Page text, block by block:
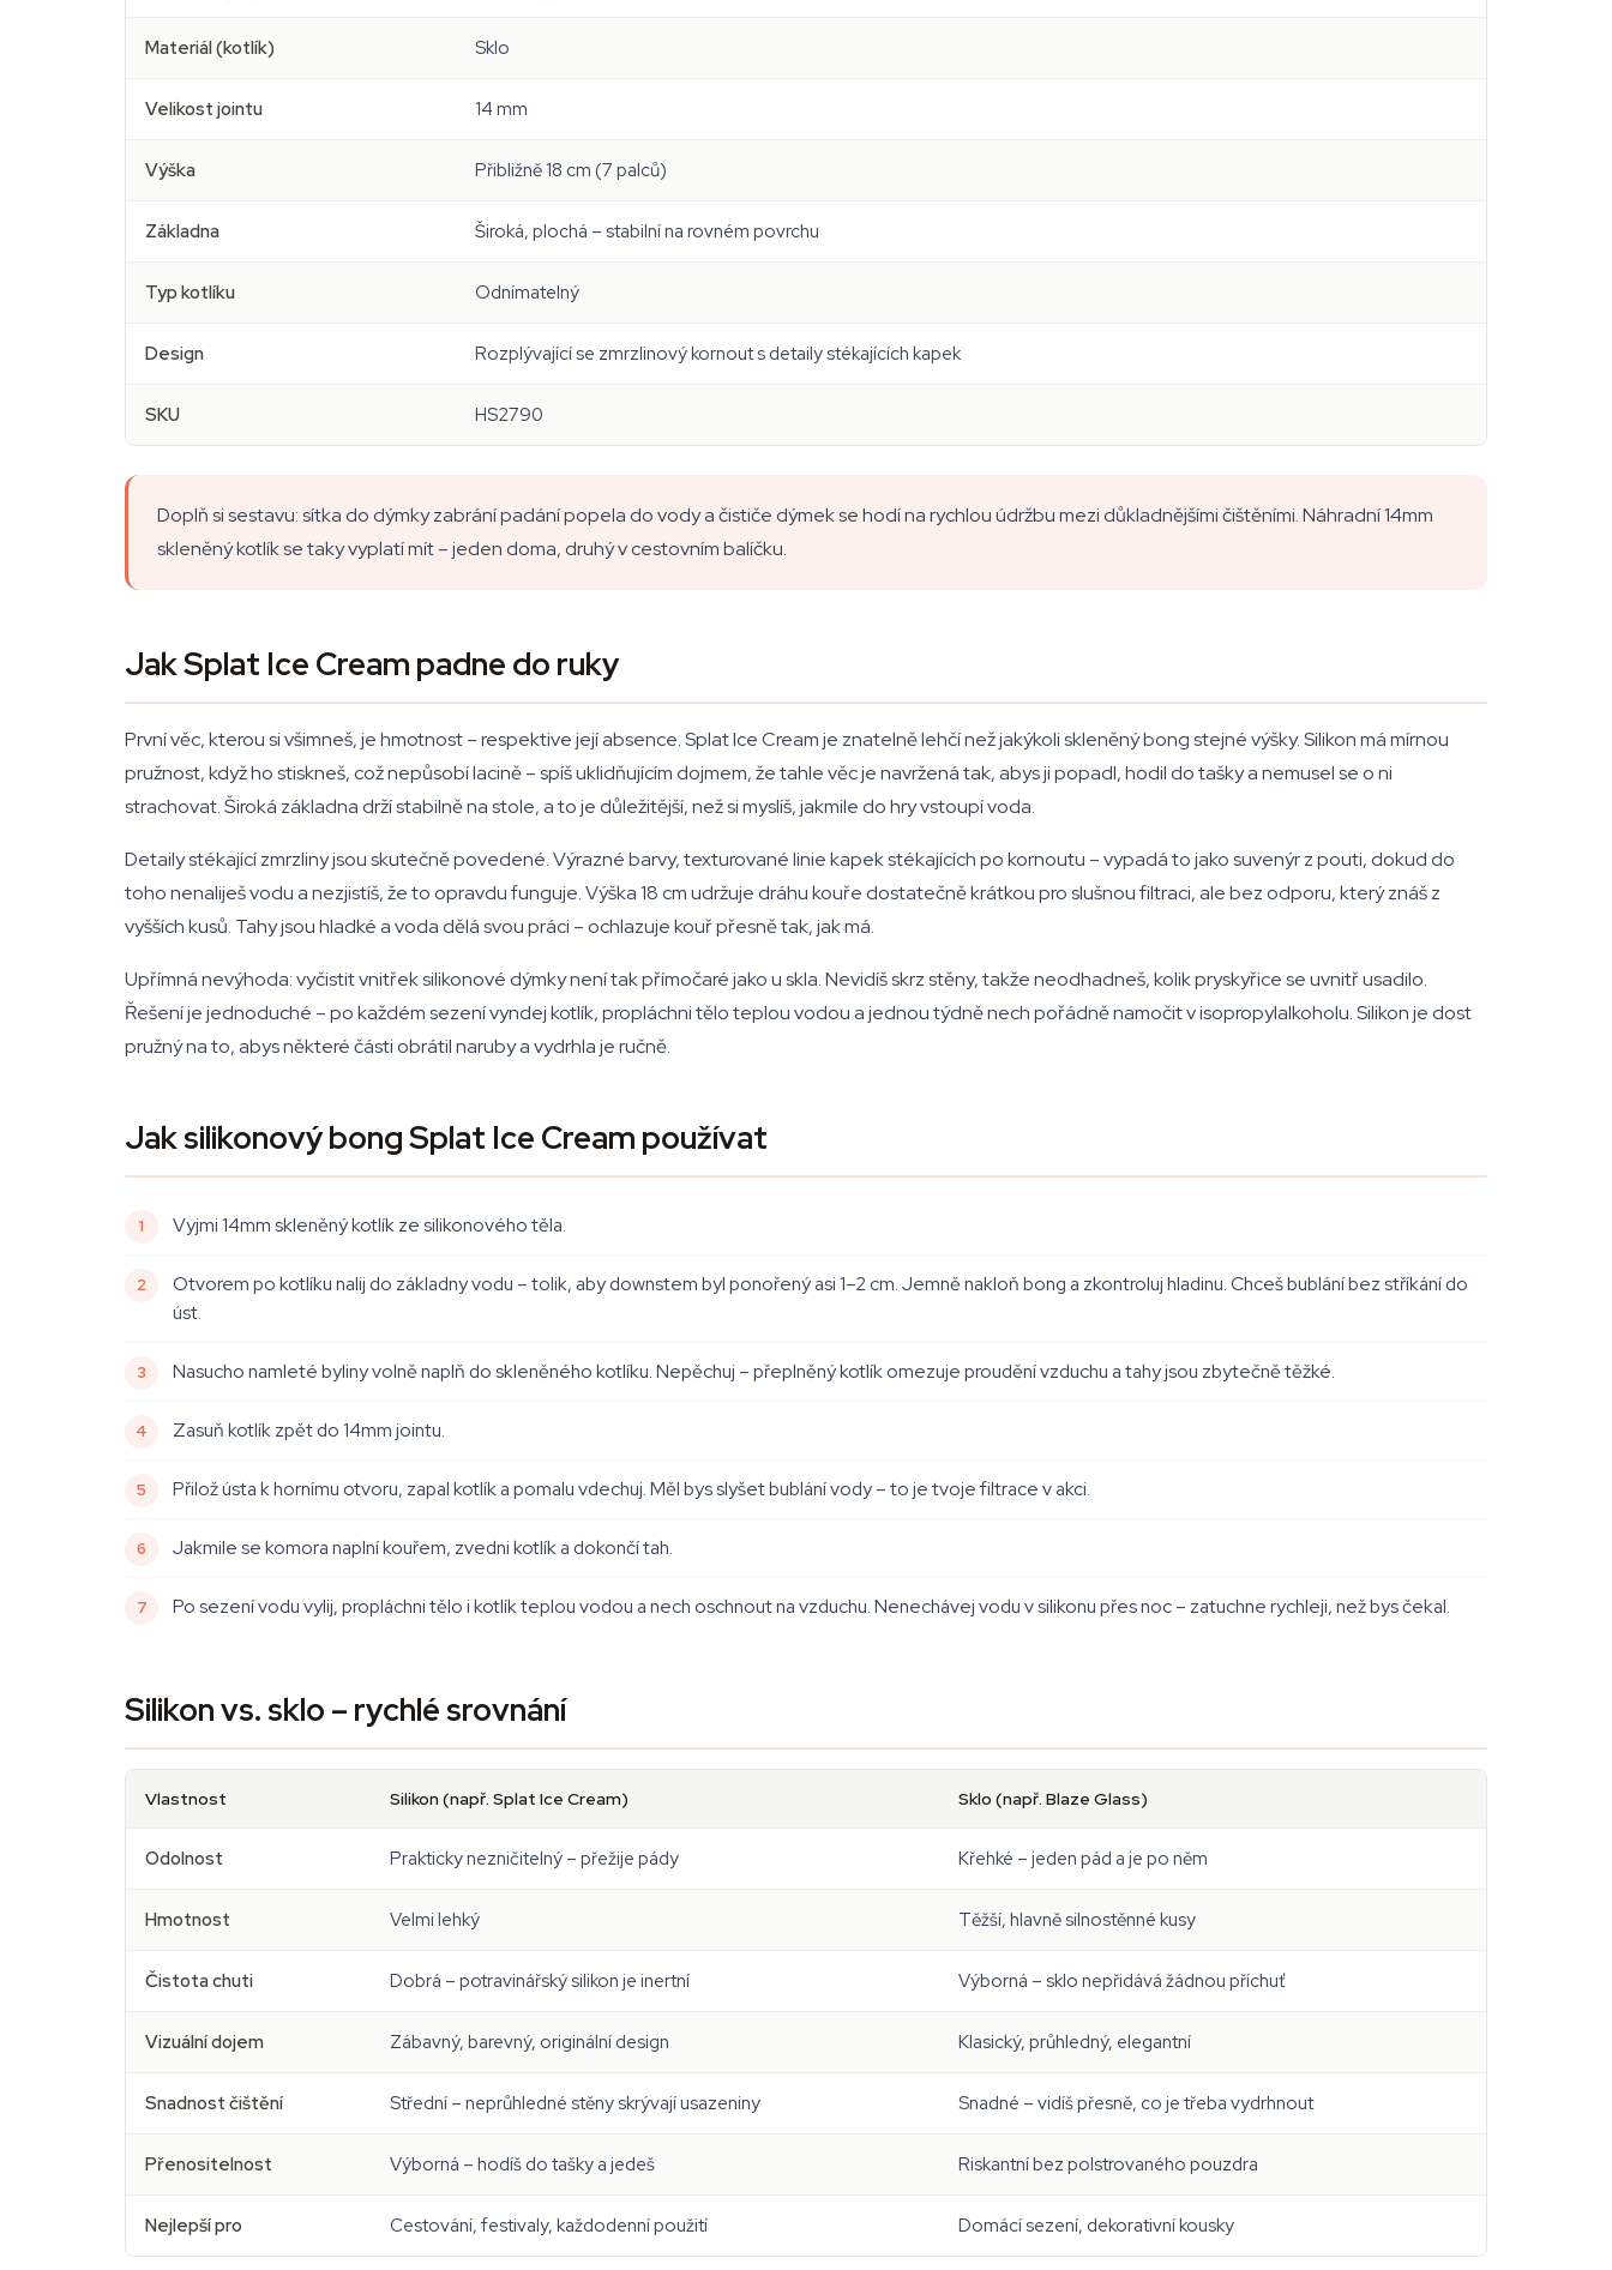
Materiál (kotlík) Sklo
Velikost jointu 14 mm
Výška Přibližně 18 cm (7 palců)
Základna Široká, plochá – stabilní na rovném povrchu
Typ kotlíku Odnímatelný
Design Rozplývající se zmrzlinový kornout s detaily stékajících kapek
SKU HS2790
Doplň si sestavu: sítka do dýmky zabrání padání popela do vody a čističe dýmek se hodí na rychlou údržbu mezi důkladnějšími čištěními. Náhradní 14mm
skleněný kotlík se taky vyplatí mít – jeden doma, druhý v cestovním balíčku.
Jak Splat Ice Cream padne do ruky
První věc, kterou si všimneš, je hmotnost – respektive její absence. Splat Ice Cream je znatelně lehčí než jakýkoli skleněný bong stejné výšky. Silikon má mírnou
pružnost, když ho stiskneš, což nepůsobí lacině – spíš uklidňujícím dojmem, že tahle věc je navržená tak, abys ji popadl, hodil do tašky a nemusel se o ni
strachovat. Široká základna drží stabilně na stole, a to je důležitější, než si myslíš, jakmile do hry vstoupí voda.
Detaily stékající zmrzliny jsou skutečně povedené. Výrazné barvy, texturované linie kapek stékajících po kornoutu – vypadá to jako suvenýr z pouti, dokud do
toho nenaliješ vodu a nezjistíš, že to opravdu funguje. Výška 18 cm udržuje dráhu kouře dostatečně krátkou pro slušnou filtraci, ale bez odporu, který znáš z
vyšších kusů. Tahy jsou hladké a voda dělá svou práci – ochlazuje kouř přesně tak, jak má.
Upřímná nevýhoda: vyčistit vnitřek silikonové dýmky není tak přímočaré jako u skla. Nevidíš skrz stěny, takže neodhadneš, kolik pryskyřice se uvnitř usadilo.
Řešení je jednoduché – po každém sezení vyndej kotlík, propláchni tělo teplou vodou a jednou týdně nech pořádně namočit v isopropylalkoholu. Silikon je dost
pružný na to, abys některé části obrátil naruby a vydrhla je ručně.
Jak silikonový bong Splat Ice Cream používat
Vyjmi 14mm skleněný kotlík ze silikonového těla.
Otvorem po kotlíku nalij do základny vodu – tolik, aby downstem byl ponořený asi 1–2 cm. Jemně nakloň bong a zkontroluj hladinu. Chceš bublání bez stříkání do
úst.
Nasucho namleté byliny volně naplň do skleněného kotlíku. Nepěchuj – přeplněný kotlík omezuje proudění vzduchu a tahy jsou zbytečně těžké.
Zasuň kotlík zpět do 14mm jointu.
Přilož ústa k hornímu otvoru, zapal kotlík a pomalu vdechuj. Měl bys slyšet bublání vody – to je tvoje filtrace v akci.
Jakmile se komora naplní kouřem, zvedni kotlík a dokončí tah.
Po sezení vodu vylij, propláchni tělo i kotlík teplou vodou a nech oschnout na vzduchu. Nenechávej vodu v silikonu přes noc – zatuchne rychleji, než bys čekal.
Silikon vs. sklo – rychlé srovnání
Vlastnost Silikon (např. Splat Ice Cream) Sklo (např. Blaze Glass)
Odolnost Prakticky nezničitelný – přežije pády Křehké – jeden pád a je po něm
Hmotnost Velmi lehký Těžší, hlavně silnostěnné kusy
Čistota chuti Dobrá – potravinářský silikon je inertní Výborná – sklo nepřidává žádnou příchuť
Vizuální dojem Zábavný, barevný, originální design Klasický, průhledný, elegantní
Snadnost čištění Střední – neprůhledné stěny skrývají usazeniny Snadné – vidíš přesně, co je třeba vydrhnout
Přenositelnost Výborná – hodíš do tašky a jedeš Riskantní bez polstrovaného pouzdra
Nejlepší pro Cestování, festivaly, každodenní použití Domácí sezení, dekorativní kousky